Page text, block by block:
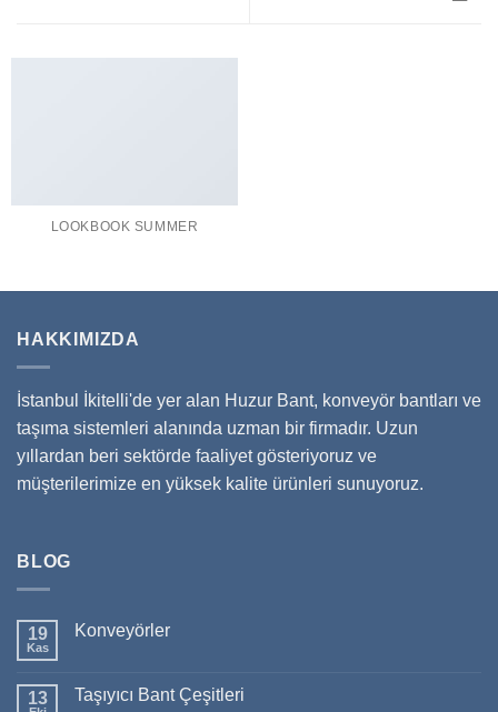
LOOKBOOK SUMMER
HAKKIMIZDA
İstanbul İkitelli'de yer alan Huzur Bant, konveyör bantları ve
taşıma sistemleri alanında uzman bir firmadır. Uzun
yıllardan beri sektörde faaliyet gösteriyoruz ve
müşterilerimize en yüksek kalite ürünleri sunuyoruz.
BLOG
19
Kas
Konveyörler
13 Taşıyıcı Bant Çeşitleri